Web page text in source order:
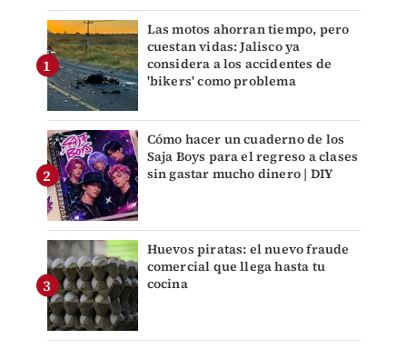
Las motos ahorran tiempo, pero
cuestan vidas: Jalisco ya
considera a los accidentes de
'bikers' como problema
Cómo hacer un cuaderno de los
Saja Boys para el regreso a clases
sin gastar mucho dinero | DIY
Huevos piratas: el nuevo fraude
comercial que llega hasta tu
cocina